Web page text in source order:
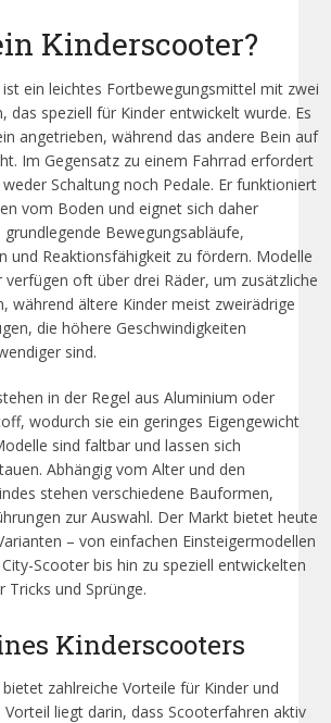
Kinderscooter?
ein leichtes Fortbewegungsmittel mit zwei
das speziell für Kinder entwickelt wurde. Es
angetrieben, während das andere Bein auf
Im Gegensatz zu einem Fahrrad erfordert
Schaltung noch Pedale. Er funktioniert
vom Boden und eignet sich daher
Bewegungsabläufe,
und Reaktionsfähigkeit zu fördern. Modelle
verfügen oft über drei Räder, um zusätzliche
während ältere Kinder meist zweirädrige
die höhere Geschwindigkeiten
sind.
in der Regel aus Aluminium oder
wodurch sie ein geringes Eigengewicht
sind faltbar und lassen sich
Abhängig vom Alter und den
stehen verschiedene Bauformen,
zur Auswahl. Der Markt bietet heute
– von einfachen Einsteigermodellen
Scooter bis hin zu speziell entwickelten
und Sprünge.
Kinderscooters
zahlreiche Vorteile für Kinder und
liegt darin, dass Scooterfahren aktiv